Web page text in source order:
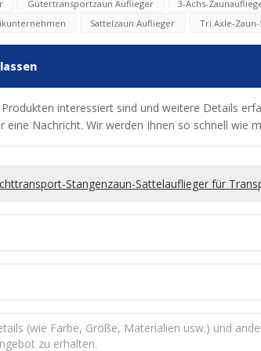
Gütertransportzaun Auflieger
3-Achs-
Sattelzaun Auflieger Tri Axle-
interessiert sind und weitere Details
eine Nachricht. Wir werden Ihnen so schnell wie
Stangenzaun-Sattelauflieger für